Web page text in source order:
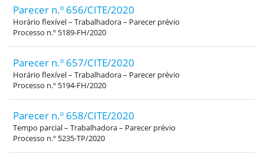
Parecer n.º 656/CITE/2020
Horário flexível – Trabalhadora – Parecer prévio
Processo n.º 5189-FH/2020
Parecer n.º 657/CITE/2020
Horário flexível – Trabalhadora – Parecer prévio
Processo n.º 5194-FH/2020
Parecer n.º 658/CITE/2020
Tempo parcial – Trabalhadora – Parecer prévio
Processo n.º 5235-TP/2020